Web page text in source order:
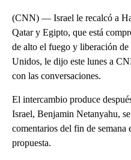
(CNN) — Israel le recalcó a
Qatar y Egipto, que está
de alto el fuego y liberación de
Unidos, le dijo este lunes a
con las conversaciones.
El intercambio produce
Israel, Benjamin Netanyahu,
comentarios del fin de semana
propuesta.